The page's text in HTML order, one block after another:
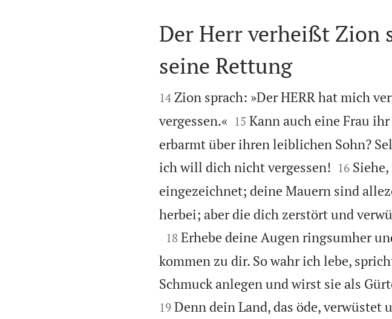

Der Herr verheißt Zion
seine Rettung

14 Zion sprach: »Der HERR hat mich
vergessen.«
15 Kann auch eine Frau
erbarmt über ihren leiblichen Sohn?
ich will dich nicht vergessen!
16
eingezeichnet; deine Mauern sind
herbei; aber die dich zerstört und

18 Erhebe deine Augen ringsumher
kommen zu dir. So wahr ich lebe,
Schmuck anlegen und wirst sie als
19 Denn dein Land, das öde,